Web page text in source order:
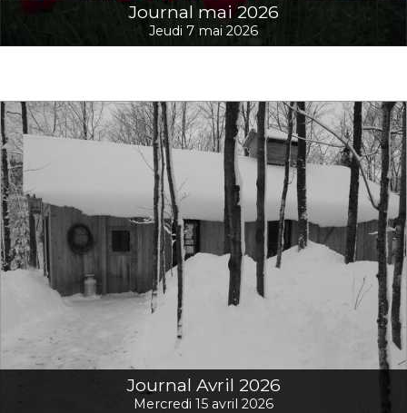
Journal mai 2026
Jeudi 7 mai 2026
Journal Avril 2026
Mercredi 15 avril 2026